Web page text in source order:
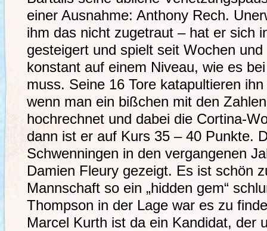
einer Ausnahme: Anthony Rech.
ihm das nicht zugetraut – hat er sich
gesteigert und spielt seit Wochen
konstant auf einem Niveau, wie es
muss. Seine 16 Tore katapultieren
wenn man ein bißchen mit den
hochrechnet und dabei die Cortina-
dann ist er auf Kurs 35 – 40 Punkte.
Schwenningen in den vergangenen
Damien Fleury gezeigt. Es ist schön
Mannschaft so ein „hidden gem“
Thompson in der Lage war es zu
Marcel Kurth ist da ein Kandidat, der